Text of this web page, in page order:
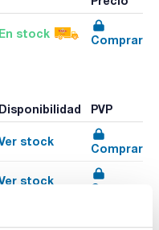
En stock Comprar
Disponibilidad PVP
stock
Comprar
stock
Comprar